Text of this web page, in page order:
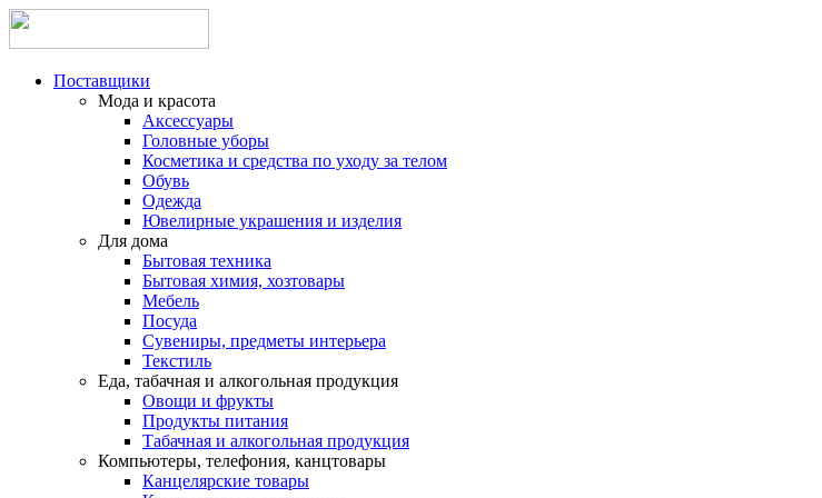
Поставщики
Мода и красота
Аксессуары
Головные уборы
Косметика и средства по уходу за телом
Обувь
Одежда
Ювелирные украшения и изделия
Для дома
Бытовая техника
Бытовая химия, хозтовары
Мебель
Посуда
Сувениры, предметы интерьера
Текстиль
Еда, табачная и алкогольная продукция
Овощи и фрукты
Продукты питания
Табачная и алкогольная продукция
Компьютеры, телефония, канцтовары
Канцелярские товары